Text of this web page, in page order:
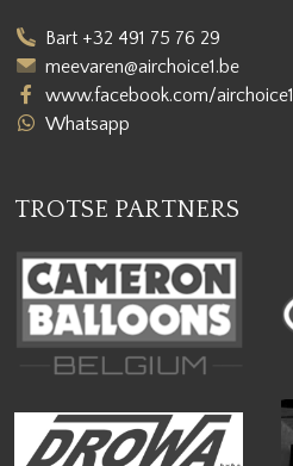
Bart +32 491 75 76 29
meevaren@airchoice1.be
www.facebook.com/airchoice1
Whatsapp
TROTSE PARTNERS